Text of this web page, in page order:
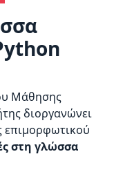
Μάθησης
διοργανώνει
επιμορφωτικού
στη γλώσσα